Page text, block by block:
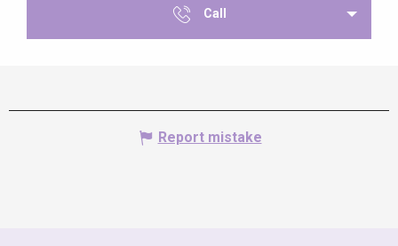
Call
Report mistake